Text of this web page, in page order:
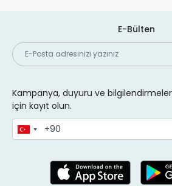
E-Bülten
Kampanya, duyuru ve
için kayıt olun.